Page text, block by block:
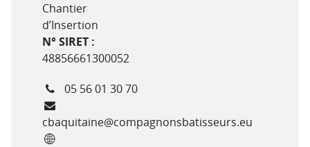
Chantier
d’Insertion
N° SIRET :
48856661300052
Téléphone
05 56 01 30 70
Courriel
cbaquitaine@compagnonsbatisseurs.eu
Site internet